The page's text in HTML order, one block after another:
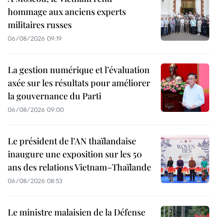
hommage aux anciens experts
militaires russes
06/08/2026 09:19
La gestion numérique et l’évaluation
axée sur les résultats pour améliorer
la gouvernance du Parti
06/08/2026 09:00
Le président de l’AN thaïlandaise
inaugure une exposition sur les 50
ans des relations Vietnam–Thaïlande
06/08/2026 08:53
Le ministre malaisien de la Défense